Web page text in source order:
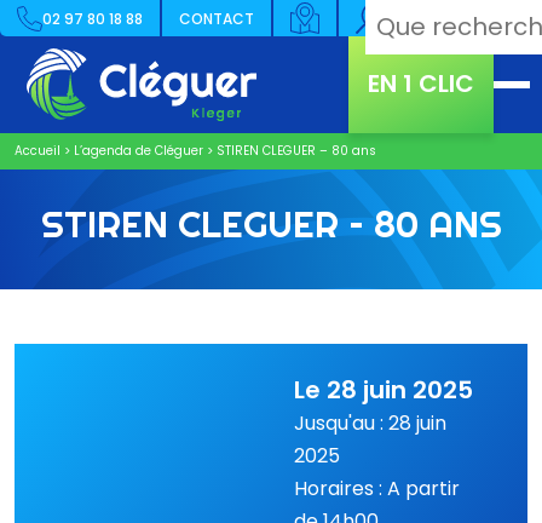
02 97 80 18 88 CONTACT
EN 1 CLIC
Accueil > L’agenda de Cléguer > STIREN CLEGUER – 80 ans
STIREN CLEGUER – 80 ANS
Le 28 juin 2025
Jusqu'au : 28 juin
2025
Horaires : A partir